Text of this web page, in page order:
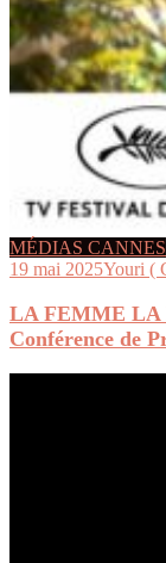
MÉDIAS CANNES
19 mai 2025Youri (
LA FEMME LA
Conférence de